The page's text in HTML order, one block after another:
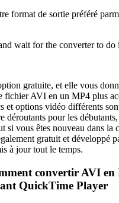
format de sortie préféré
wait for the converter to do
gratuite, et elle vous
fichier AVI en un MP4 plus
et options vidéo différents
déroutants pour les
si vous êtes nouveau dans la
gratuit et développé
à jour tout le temps.
convertir AVI en
QuickTime Player